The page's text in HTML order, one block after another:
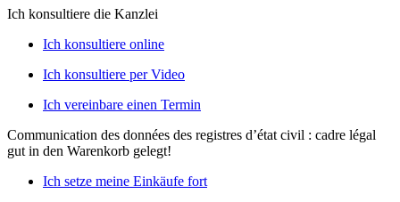
Ich konsultiere die Kanzlei
Ich konsultiere online
Ich konsultiere per Video
Ich vereinbare einen Termin
Communication des données des registres d’état civil : cadre légal
gut in den Warenkorb gelegt!
Ich setze meine Einkäufe fort